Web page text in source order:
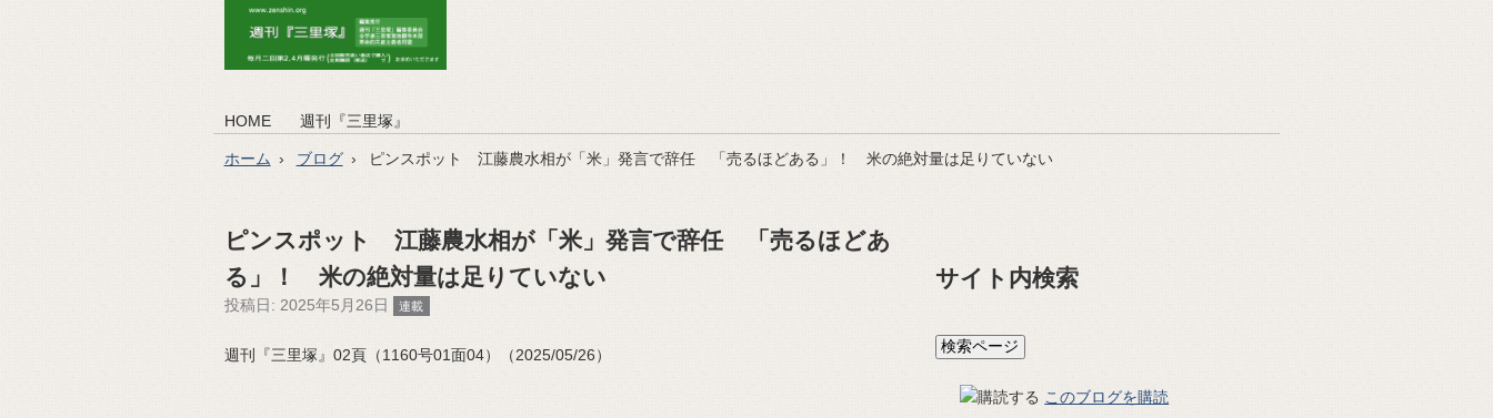
HOME 週刊『三里塚』
ホーム ブログ ピンスポット 江藤農水相が「米」発言で辞任 「売るほどある」！ 米の絶対量は足りていない
ピンスポット 江藤農水相が「米」発言で辞任 「売るほどあ
る」！ 米の絶対量は足りていない
投稿日: 2025年5月26日 連載
週刊『三里塚』02頁（1160号01面04）（2025/05/26）
サイト内検索
このブログを購読